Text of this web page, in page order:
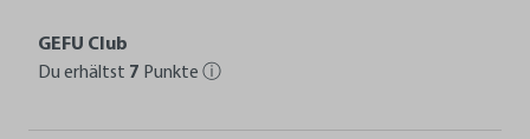
GEFU Club
Du erhältst 7 Punkte ⓘ